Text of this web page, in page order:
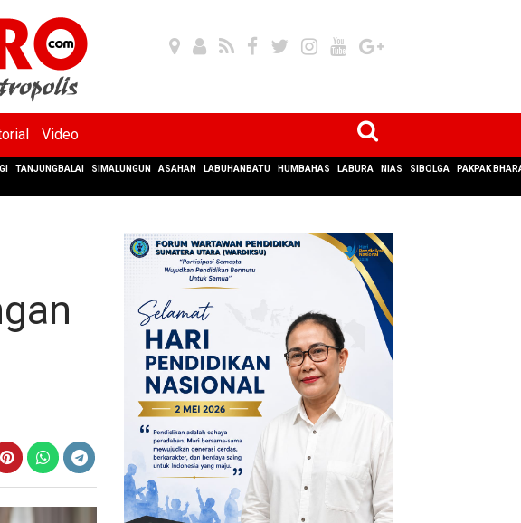
Video
TANJUNGBALAI SIMALUNGUN ASAHAN LABUHANBATU HUMBAHAS LABURA NIAS SIBOLGA PAKPAK